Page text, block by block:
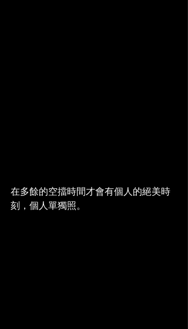
在多餘的空擋時間才會有個人的絕美時
刻，個人單獨照。